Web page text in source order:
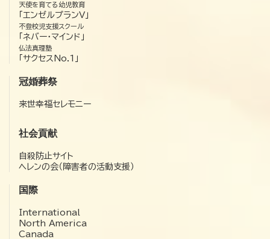
天使を育てる幼児教育
「エンゼルプランV」
不登校児支援スクール
「ネバー・マインド」
仏法真理塾
「サクセスNo.1」
冠婚葬祭
来世幸福セレモニー
社会貢献
自殺防止サイト
ヘレンの会（障害者の活動支援）
国際
International
North America
Canada